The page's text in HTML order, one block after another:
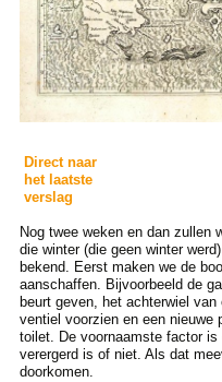
Direct naar
het laatste
verslag
Nog twee weken en dan
die winter (die geen winter
bekend. Eerst maken we de
aanschaffen. Bijvoorbeeld de
beurt geven, het achterwiel
ventiel voorzien en een nieuwe
toilet. De voornaamste factor
verergerd is of niet. Als dat
doorkomen.